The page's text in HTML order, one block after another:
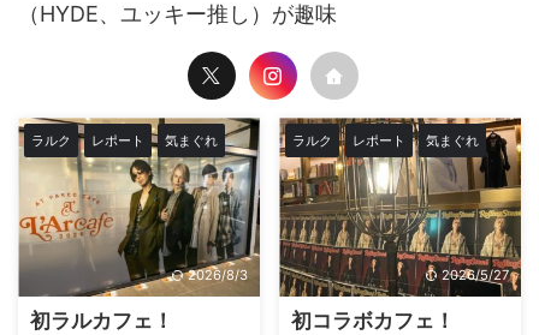
（HYDE、ユッキー推し）が趣味
ラルク レポート 気まぐれ
2026/8/3
初ラルカフェ！
ラルク レポート 気まぐれ
2026/5/27
初コラボカフェ！